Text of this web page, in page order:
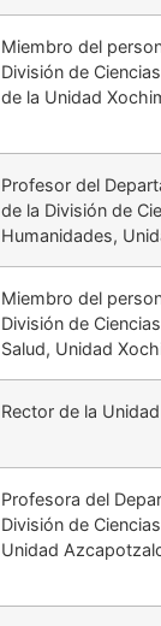
Miembro del
División de
de la Unidad
Profesor del
de la División de
Humanidades,
Miembro del
División de
Salud, Unidad
Rector de la
Profesora del
División de
Unidad